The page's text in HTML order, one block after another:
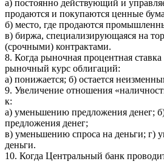
а) постоянно действующий и
продаются и покупаются ценные
б) место, где продаются
в) биржа, специализирующаяся на
(срочными) контрактами.
8. Когда рыночная процентная ставка
рыночный курс облигаций:
а) понижается; б) остается
9. Увеличение отношения
к:
а) уменьшению предложения денег;
предложения денег;
в) уменьшению спроса на деньги; г)
деньги.
10. Когда Центральный банк